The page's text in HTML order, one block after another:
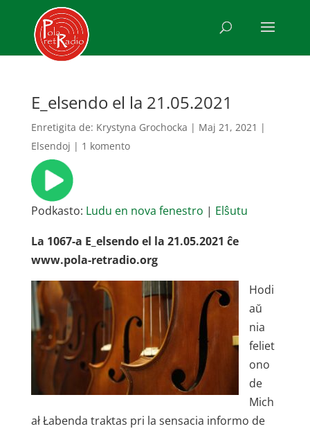
E_elsendo el la 21.05.2021
Enretigita de: Krystyna Grochocka | Maj 21, 2021 |
Elsendoj | 1 komento
Podkasto: Ludu en nova fenestro | Elŝutu
La 1067-a E_elsendo el la 21.05.2021 ĉe
www.pola-retradio.org
Hodi
aŭ
nia
feliet
ono
de
Mich
ał Łabenda traktas pri la sensacia informo de